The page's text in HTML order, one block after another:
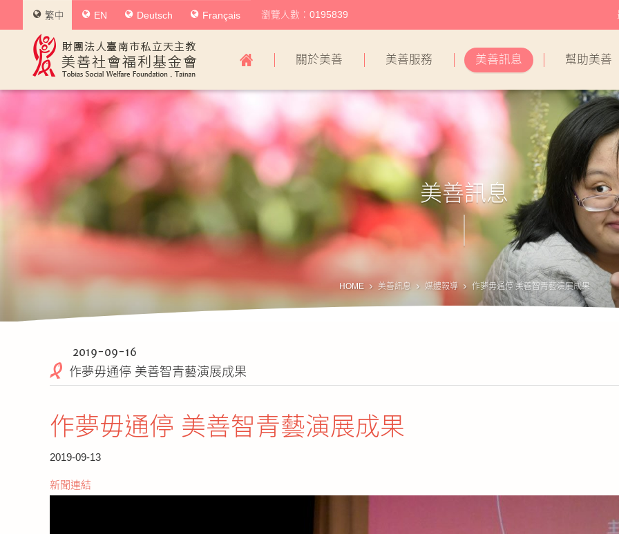
社
會
福
利
金
會
導
覽
關於美善 美善服務 美善訊息 幫助美善
繁中 EN Deutsch Français 瀏覽人數：0195839
美善訊息
HOME 美善訊息 媒體報導 作夢毋通停 美善智青藝演展成果
2019-09-16
作夢毋通停 美善智青藝演展成果
作夢毋通停 美善智青藝演展成果
2019-09-13
新聞連結